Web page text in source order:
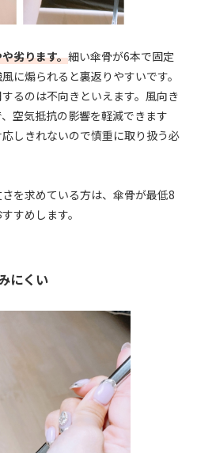
劣ります。細い傘骨が6本で固定
に煽られると裏返りやすいです。
るのは不向きといえます。風向き
空気抵抗の影響を軽減できます
しきれないので慎重に取り扱う必
を求めている方は、傘骨が最低8
すめします。
にくい